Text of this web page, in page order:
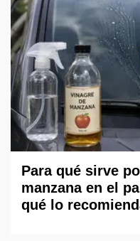
Para qué sirve
manzana en el
qué lo